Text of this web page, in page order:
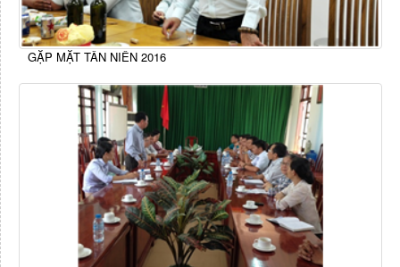
GẶP MẶT TÂN NIÊN 2016